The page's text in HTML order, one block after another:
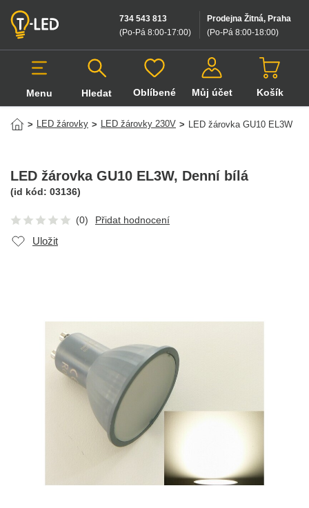
Prodejna Žitná, Praha
(Po-Pá 8:00-18:00)
734 543 813
(Po-Pá 8:00-17:00)
Menu Hledat
Hledat v produktech
Oblíbené Můj účet Košík
> LED žárovky > LED žárovky 230V > LED žárovka GU10 EL3W
LED žárovka GU10 EL3W, Denní bílá
(id kód: 03136)
(0) Přidat hodnocení
Uložit